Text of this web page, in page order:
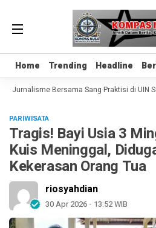
Home Trending Headline
Home Trending Headline
Jurnalisme Bersama Sang Praktisi di UIN
PARIWISATA
Tragis! Bayi Usia 3
Kuis Meninggal,
Kekerasan Orang Tua
riosyahdian
30 Apr 2026 - 13:52 WIB